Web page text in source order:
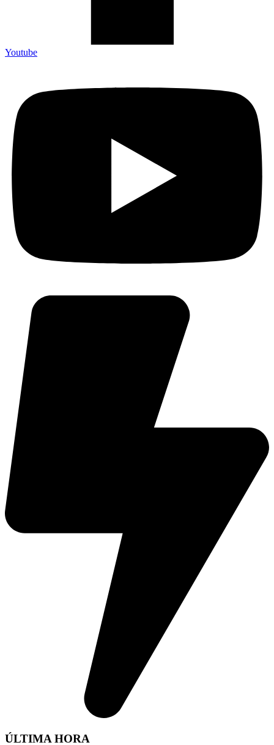
Youtube
ÚLTIMA HORA